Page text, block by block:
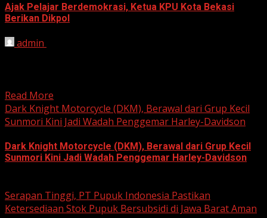
Ajak Pelajar Berdemokrasi, Ketua KPU Kota Bekasi
Berikan Dikpol
admin
Read More
Dark Knight Motorcycle (DKM), Berawal dari Grup Kecil
Sunmori Kini Jadi Wadah Penggemar Harley-Davidson
Dark Knight Motorcycle (DKM), Berawal dari Grup Kecil
Sunmori Kini Jadi Wadah Penggemar Harley-Davidson
Serapan Tinggi, PT Pupuk Indonesia Pastikan
Ketersediaan Stok Pupuk Bersubsidi di Jawa Barat Aman